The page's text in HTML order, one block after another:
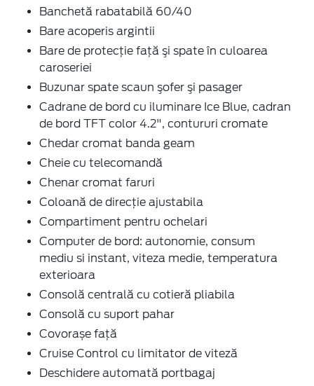
Banchetă rabatabilă 60/40
Bare acoperis argintii
Bare de protecţie faţă şi spate în culoarea
caroseriei
Buzunar spate scaun şofer şi pasager
Cadrane de bord cu iluminare Ice Blue, cadran
de bord TFT color 4.2", contururi cromate
Chedar cromat banda geam
Cheie cu telecomandă
Chenar cromat faruri
Coloană de direcţie ajustabila
Compartiment pentru ochelari
Computer de bord: autonomie, consum
mediu si instant, viteza medie, temperatura
exterioara
Consolă centrală cu cotieră pliabila
Consolă cu suport pahar
Covorașe față
Cruise Control cu limitator de viteză
Deschidere automată portbagaj